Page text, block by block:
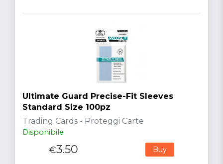
Ultimate Guard Precise-Fit Sleeves
Standard Size 100pz
Trading Cards - Proteggi Carte
Disponibile
€3.50 Buy